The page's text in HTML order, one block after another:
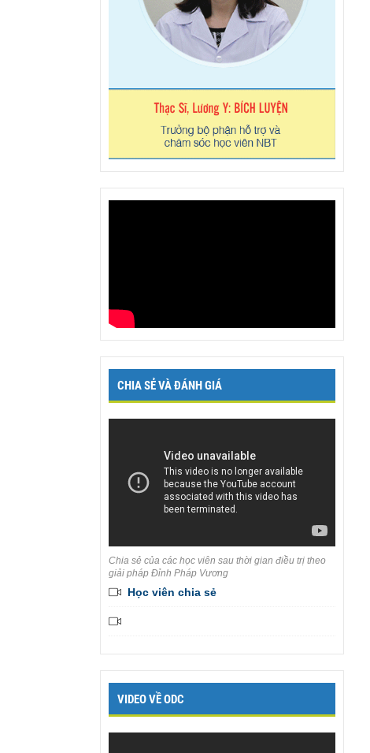
CHIA SẺ VÀ ĐÁNH GIÁ
Chia sẻ của các học viên sau thời gian điều trị theo
giải pháp Đỉnh Pháp Vương
Học viên chia sẻ
VIDEO VỀ ODC